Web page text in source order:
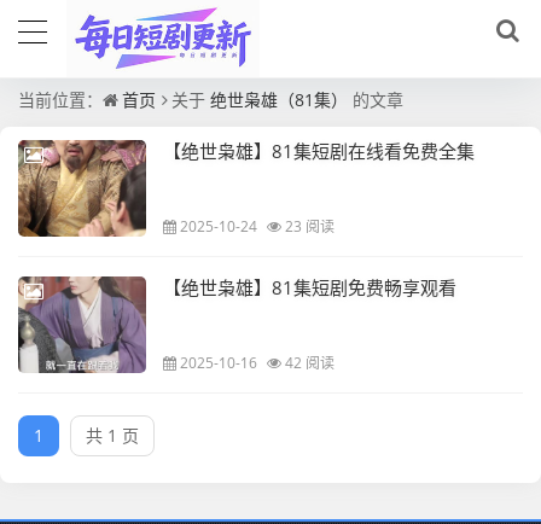
当前位置： 首页 关于 绝世枭雄（81集） 的文章
【绝世枭雄】81集短剧在线看免费全集
2025-10-24 23 阅读
【绝世枭雄】81集短剧免费畅享观看
2025-10-16 42 阅读
1 共 1 页